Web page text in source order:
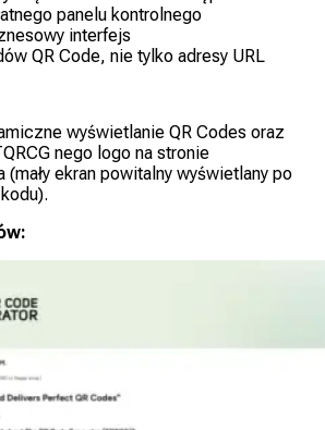
panelu kontrolnego
interfejs
QR Code, nie tylko adresy URL
wyświetlanie QR Codes oraz
nego logo na stronie
(mały ekran powitalny wyświetlany po